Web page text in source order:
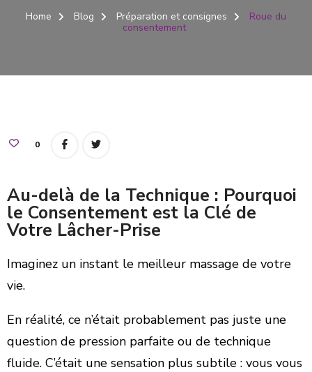
Home Blog Préparation et consignes
Roue du
consentement
0
Au-delà de la Technique : Pourquoi
le Consentement est la Clé de
Votre Lâcher-Prise
Imaginez un instant le meilleur massage de votre
vie.
En réalité, ce n’était probablement pas juste une
question de pression parfaite ou de technique
fluide. C’était une sensation plus subtile : vous vous